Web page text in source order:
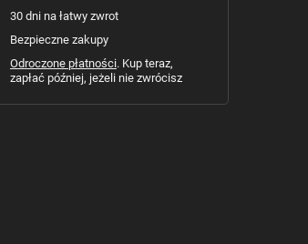
30 dni na łatwy zwrot
Bezpieczne zakupy
Odroczone płatności. Kup teraz,
zapłać później, jeżeli nie zwrócisz